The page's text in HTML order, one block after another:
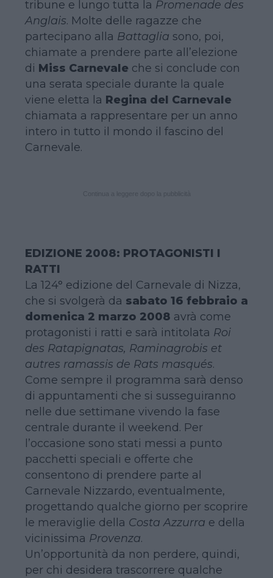
tribune e lungo tutta la Promenade des
Anglais. Molte delle ragazze che
partecipano alla Battaglia sono, poi,
chiamate a prendere parte all’elezione
di Miss Carnevale che si conclude con
una serata speciale durante la quale
viene eletta la Regina del Carnevale
chiamata a rappresentare per un anno
intero in tutto il mondo il fascino del
Carnevale.
EDIZIONE 2008: PROTAGONISTI I
RATTI
La 124° edizione del Carnevale di Nizza,
che si svolgerà da sabato 16 febbraio a
domenica 2 marzo 2008 avrà come
protagonisti i ratti e sarà intitolata Roi
des Ratapignatas, Raminagrobis et
autres ramassis de Rats masqués.
Come sempre il programma sarà denso
di appuntamenti che si susseguiranno
nelle due settimane vivendo la fase
centrale durante il weekend. Per
l’occasione sono stati messi a punto
pacchetti speciali e offerte che
consentono di prendere parte al
Carnevale Nizzardo, eventualmente,
progettando qualche giorno per scoprire
le meraviglie della Costa Azzurra e della
vicinissima Provenza.
Un’opportunità da non perdere, quindi,
per chi desidera trascorrere qualche